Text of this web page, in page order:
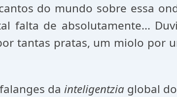
do mundo sobre essa
falta de absolutamente...
tantas pratas, um miolo por
da inteligentzia global